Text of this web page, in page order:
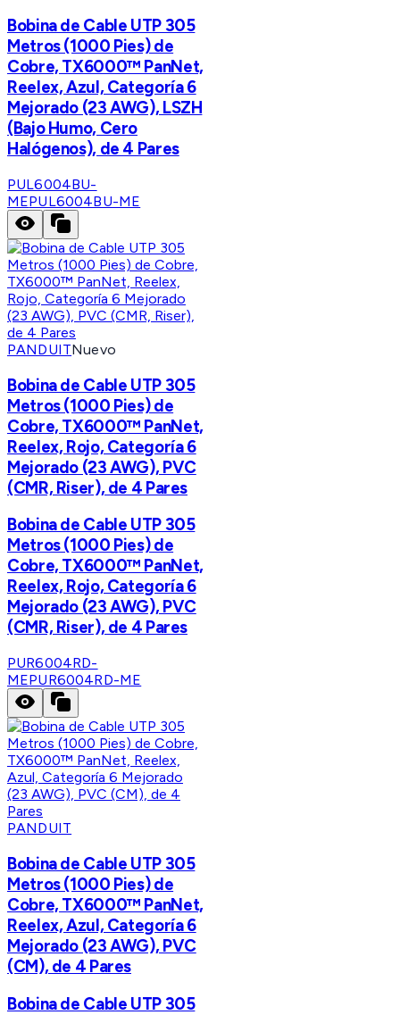
Bobina de Cable UTP 305
Metros (1000 Pies) de
Cobre, TX6000™ PanNet,
Reelex, Azul, Categoría 6
Mejorado (23 AWG), LSZH
(Bajo Humo, Cero
Halógenos), de 4 Pares
PUL6004BU-
MEPUL6004BU-ME
PANDUITNuevo
Bobina de Cable UTP 305
Metros (1000 Pies) de
Cobre, TX6000™ PanNet,
Reelex, Rojo, Categoría 6
Mejorado (23 AWG), PVC
(CMR, Riser), de 4 Pares
Bobina de Cable UTP 305
Metros (1000 Pies) de
Cobre, TX6000™ PanNet,
Reelex, Rojo, Categoría 6
Mejorado (23 AWG), PVC
(CMR, Riser), de 4 Pares
PUR6004RD-
MEPUR6004RD-ME
PANDUIT
Bobina de Cable UTP 305
Metros (1000 Pies) de
Cobre, TX6000™ PanNet,
Reelex, Azul, Categoría 6
Mejorado (23 AWG), PVC
(CM), de 4 Pares
Bobina de Cable UTP 305